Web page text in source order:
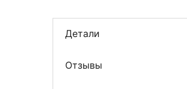
Детали
Отзывы